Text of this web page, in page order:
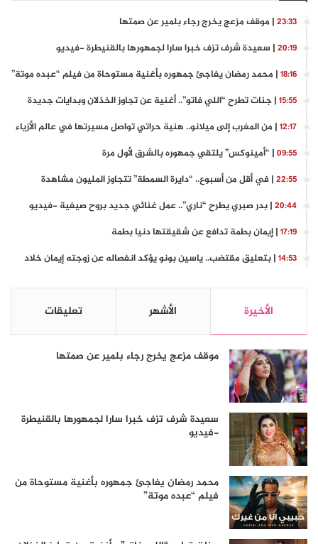
23:33 | موقف مزعج يخرج رجاء بلمير عن صمتها
20:19 | سعيدة شرف تزف خبرا سارا لجمهورها بالقنيطرة -فيديو
18:16 | محمد رمضان يفاجئ جمهوره بأغنية مستوحاة من فيلم “عبده موتة”
15:55 | جنات تطرح “اللي فاتو”.. أغنية عن تجاوز الخذلان وبدايات جديدة
12:17 | من المغرب إلى ميلانو.. هنية حراتي تواصل مسيرتها في عالم الأزياء
09:55 | “أمينوكس” يلتقي جمهوره بالشرق لأول مرة
22:55 | في أقل من أسبوع.. “دايرة السمطة” تتجاوز المليون مشاهدة
20:44 | بدر صبري يطرح “ناري”.. عمل غنائي جديد بروح صيفية -فيديو
17:19 | إيمان بطمة تدافع عن شقيقتها دنيا بطمة
14:53 | بتعليق مقتضب.. ياسين بونو يؤكد انفصاله عن زوجته إيمان خلاد
الأخيرة الأشهر تعليقات
موقف مزعج يخرج رجاء بلمير عن صمتها
سعيدة شرف تزف خبرا سارا لجمهورها بالقنيطرة
-فيديو
محمد رمضان يفاجئ جمهوره بأغنية مستوحاة من
فيلم “عبده موتة”